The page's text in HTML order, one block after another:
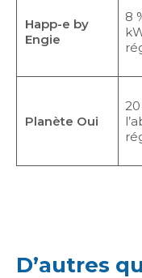
Happ-e by
Engie
8
Planète Oui
D’autres